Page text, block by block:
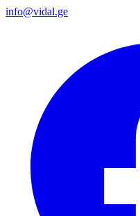
info@vidal.ge